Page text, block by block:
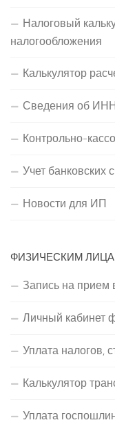
Налоговый
налогообложения
Калькулятор
Сведения об
Контрольно-
Учет банковских
Новости для ИП
ФИЗИЧЕСКИМ
Запись на прием
Личный кабинет
Уплата налогов,
Калькулятор
Уплата